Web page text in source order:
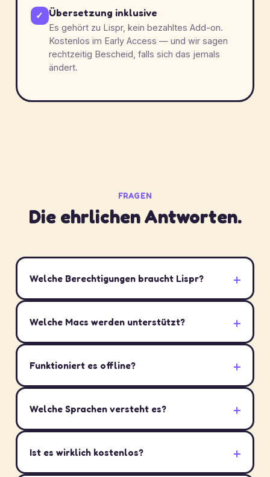
✓ Übersetzung inklusive
Es gehört zu Lispr, kein bezahltes Add-on.
Kostenlos im Early Access — und wir sagen
rechtzeitig Bescheid, falls sich das jemals
ändert.
FRAGEN
Die ehrlichen Antworten.
Welche Berechtigungen braucht Lispr?
Welche Macs werden unterstützt?
Funktioniert es offline?
Welche Sprachen versteht es?
Ist es wirklich kostenlos?